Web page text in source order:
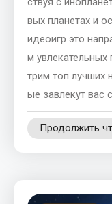
вых планетах и
идеоигр это
м увлекательных
трим топ лучших
ые завлекут вас
Продолжить